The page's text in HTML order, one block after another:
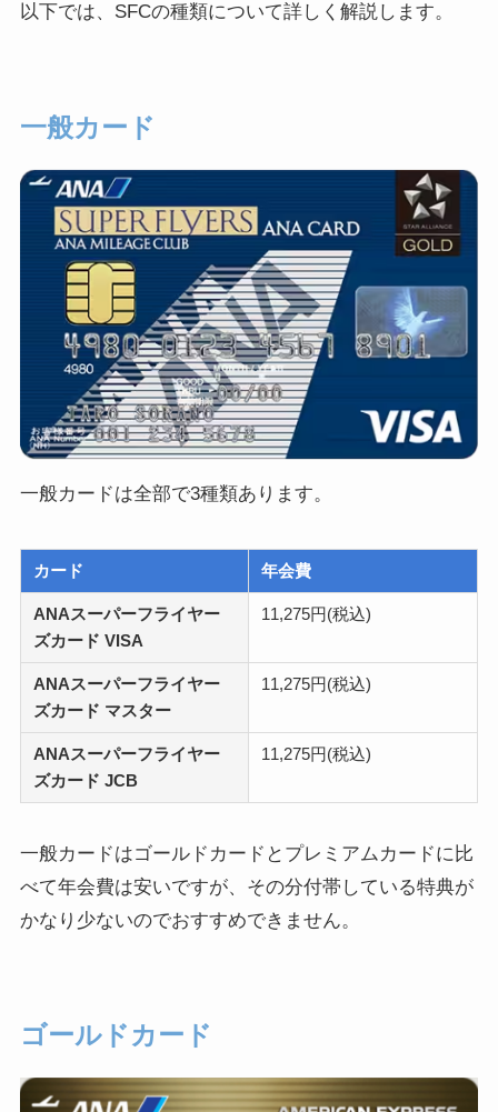
以下では、SFCの種類について詳しく解説します。
一般カード
一般カードは全部で3種類あります。
カード 年会費
ANAスーパーフライヤー
ズカード VISA
11,275円(税込)
ANAスーパーフライヤー
ズカード マスター
11,275円(税込)
ANAスーパーフライヤー
ズカード JCB
11,275円(税込)
一般カードはゴールドカードとプレミアムカードに比
べて年会費は安いですが、その分付帯している特典が
かなり少ないのでおすすめできません。
ゴールドカード